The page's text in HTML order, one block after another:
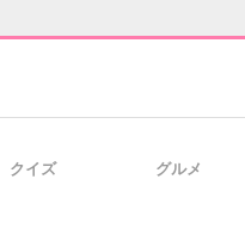
クイズ グルメ